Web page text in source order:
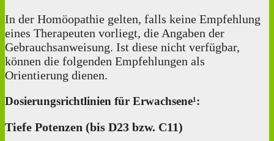
In der Homöopathie gelten, falls keine Empfehlung
eines Therapeuten vorliegt, die Angaben der
Gebrauchsanweisung. Ist diese nicht verfügbar,
können die folgenden Empfehlungen als
Orientierung dienen.
Dosierungsrichtlinien für Erwachsene¹:
Tiefe Potenzen (bis D23 bzw. C11)